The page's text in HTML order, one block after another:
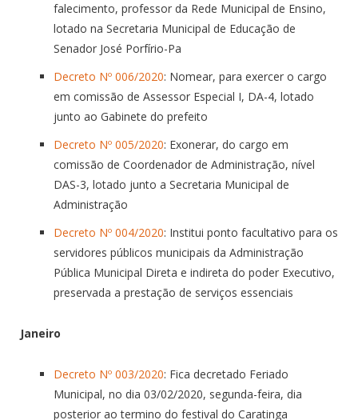
falecimento, professor da Rede Municipal de Ensino,
lotado na Secretaria Municipal de Educação de
Senador José Porfírio-Pa
Decreto Nº 006/2020: Nomear, para exercer o cargo
em comissão de Assessor Especial I, DA-4, lotado
junto ao Gabinete do prefeito
Decreto Nº 005/2020: Exonerar, do cargo em
comissão de Coordenador de Administração, nível
DAS-3, lotado junto a Secretaria Municipal de
Administração
Decreto Nº 004/2020: Institui ponto facultativo para os
servidores públicos municipais da Administração
Pública Municipal Direta e indireta do poder Executivo,
preservada a prestação de serviços essenciais
Janeiro
Decreto Nº 003/2020: Fica decretado Feriado
Municipal, no dia 03/02/2020, segunda-feira, dia
posterior ao termino do festival do Caratinga